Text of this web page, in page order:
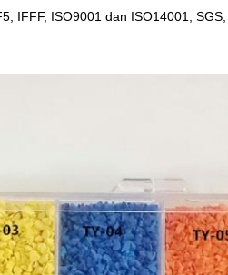
IFFF, ISO9001 dan ISO14001,